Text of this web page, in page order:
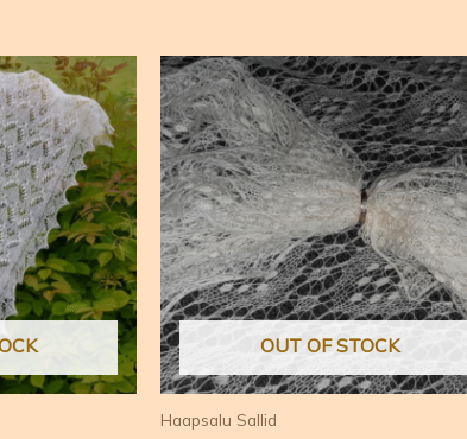
OUT OF STOCK
Haapsalu Sallid